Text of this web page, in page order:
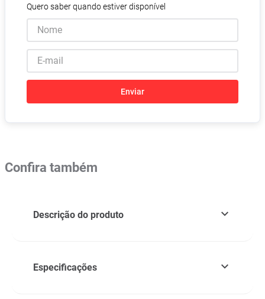
Quero saber quando estiver disponível
Enviar
Confira também
Descrição do produto
Especificações